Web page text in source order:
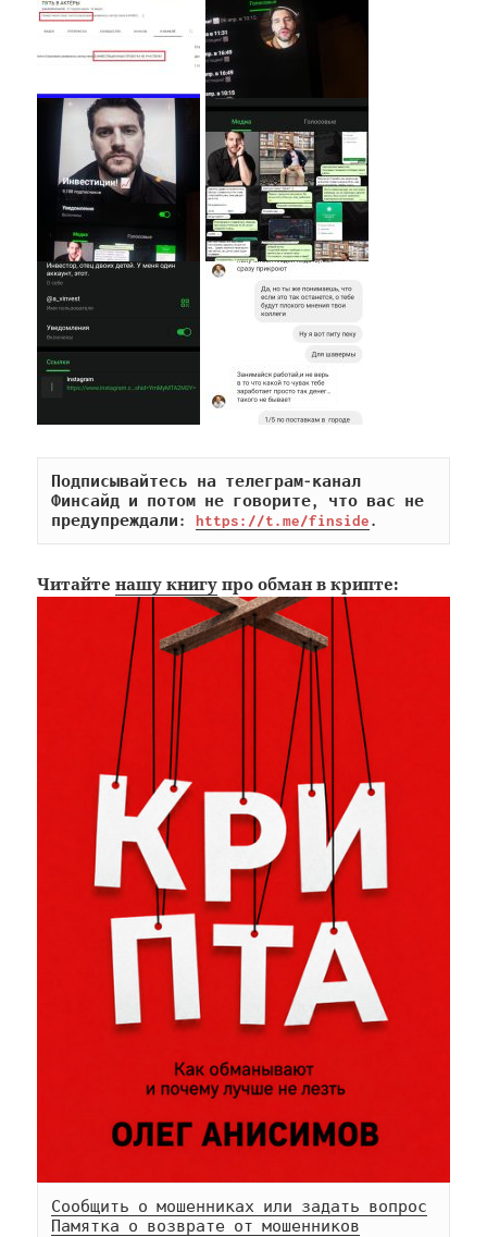
Подписывайтесь на телеграм-канал
Финсайд и потом не говорите, что вас не
предупреждали: https://t.me/finside.
Читайтенашу книгу про обман в крипте:
Сообщить о мошенниках или задать вопрос
Памятка о возврате от мошенников